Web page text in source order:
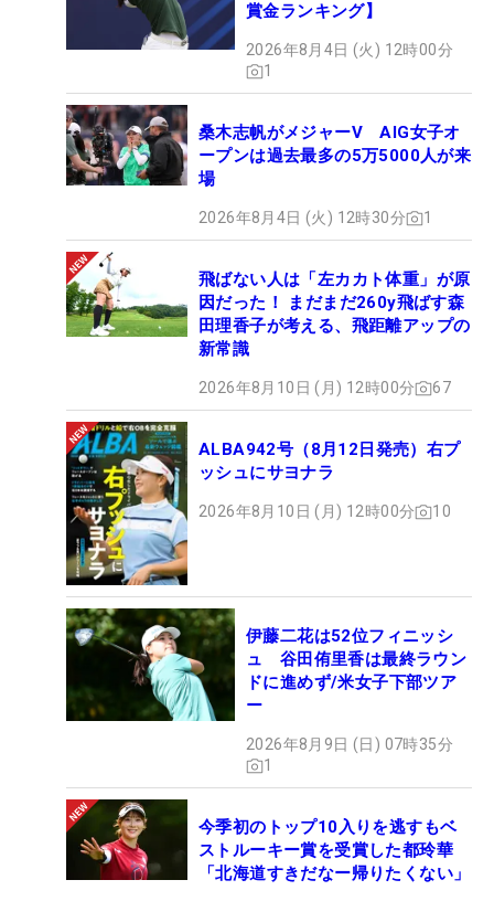
賞金ランキング】
2026年8月4日 (火) 12時00分
1
桑木志帆がメジャーV AIG女子オ
ープンは過去最多の5万5000人が来
場
2026年8月4日 (火) 12時30分 1
飛ばない人は「左カカト体重」が原
因だった！ まだまだ260y飛ばす森
田理香子が考える、飛距離アップの
新常識
2026年8月10日 (月) 12時00分 67
ALBA942号（8月12日発売）右プ
ッシュにサヨナラ
2026年8月10日 (月) 12時00分 10
伊藤二花は52位フィニッシ
ュ 谷田侑里香は最終ラウン
ドに進めず/米女子下部ツア
ー
2026年8月9日 (日) 07時35分
1
今季初のトップ10入りを逃すもベ
ストルーキー賞を受賞した都玲華
「北海道すきだなー帰りたくない」